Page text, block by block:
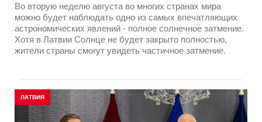
Во вторую неделю августа во многих странах мира
можно будет наблюдать одно из самых впечатляющих
астрономических явлений - полное солнечное затмение.
Хотя в Латвии Солнце не будет закрыто полностью,
жители страны смогут увидеть частичное затмение.
ЛАТВИЯ